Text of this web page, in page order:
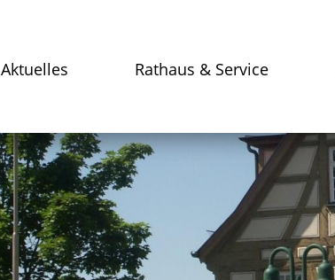
Aktuelles Rathaus & Service